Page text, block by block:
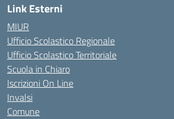
Link Esterni
MIUR
Ufficio Scolastico Regionale
Ufficio Scolastico Territoriale
Scuola in Chiaro
Iscrizioni On Line
Invalsi
Comune